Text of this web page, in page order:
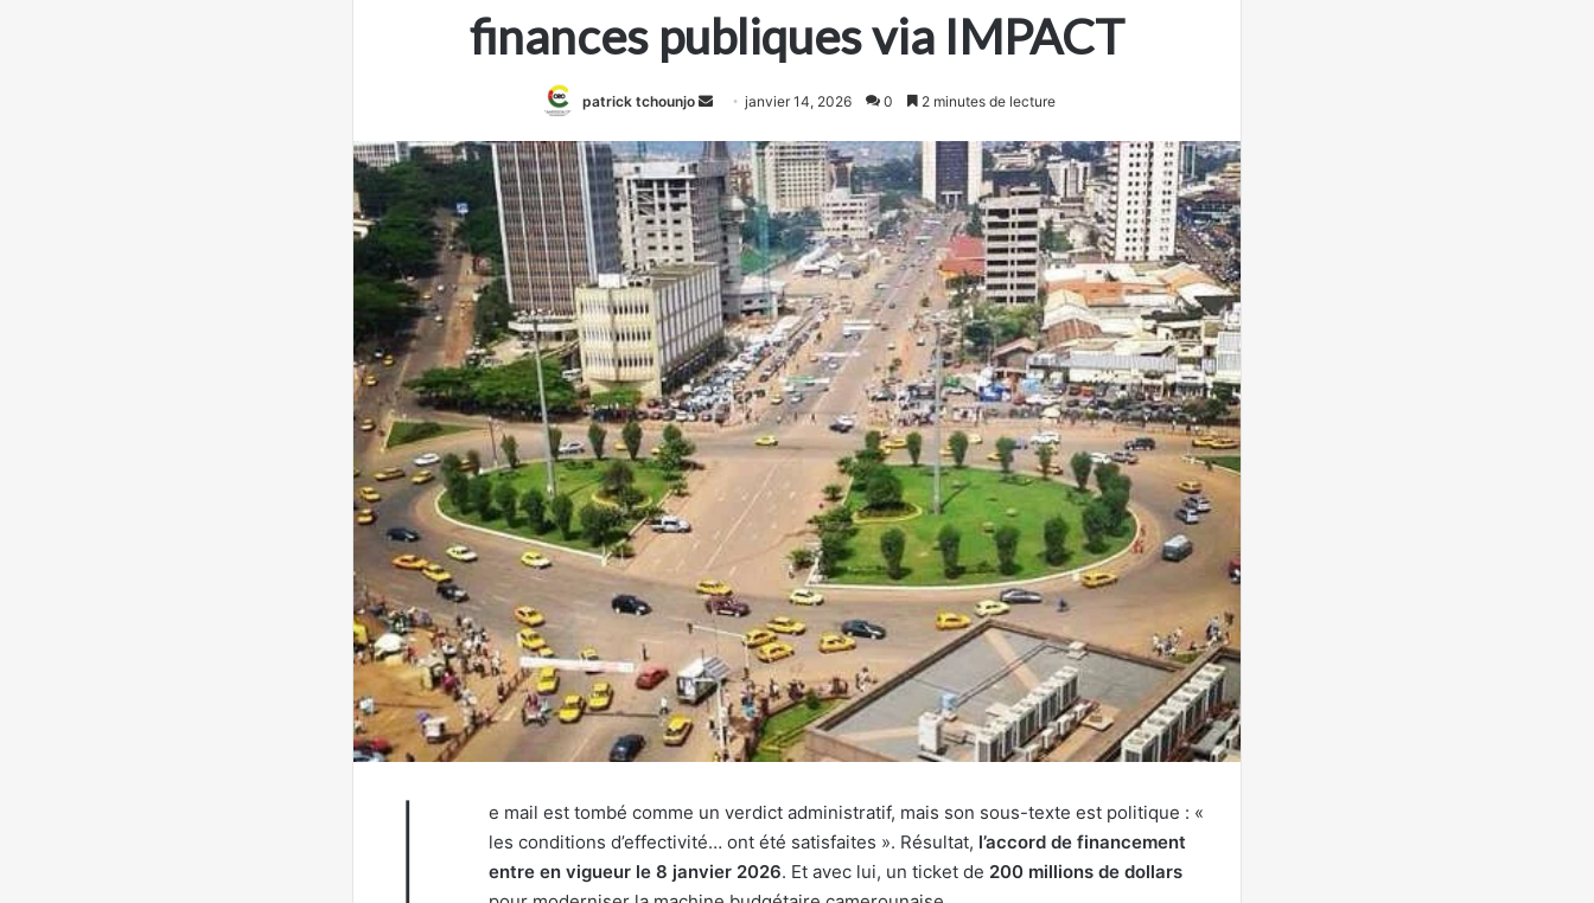
finances publiques via IMPACT
patrick tchounjo
Envoyer
courriel
janvier 14, 2026 0 2 minutes de lecture
L
e mail est tombé comme un verdict administratif, mais son sous-texte est politique : «
les conditions d’effectivité… ont été satisfaites ». Résultat, l’accord de financement
entre en vigueur le 8 janvier 2026. Et avec lui, un ticket de 200 millions de dollars